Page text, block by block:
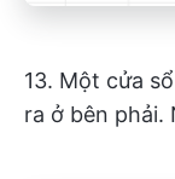
13. Một cửa
ra ở bên phải.